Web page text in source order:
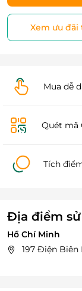
Xem ưu
Mua dễ
Quét mã
Tích
Địa điểm
Hồ Chí Minh
197 Điện Biên